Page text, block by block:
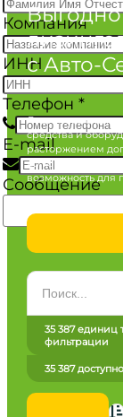
с Авто-
Лизинговые
средства и
расторжением
по конкурентным
возможность для
Марка
Все марки
35 387 единиц
фильтрации
35 387
Компания
ИНН
Телефон *
E-mail
Сообщение